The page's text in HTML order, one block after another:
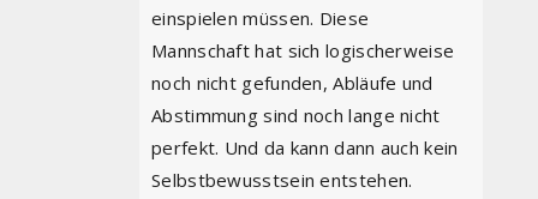
einspielen müssen. Diese
Mannschaft hat sich logischerweise
noch nicht gefunden, Abläufe und
Abstimmung sind noch lange nicht
perfekt. Und da kann dann auch kein
Selbstbewusstsein entstehen.